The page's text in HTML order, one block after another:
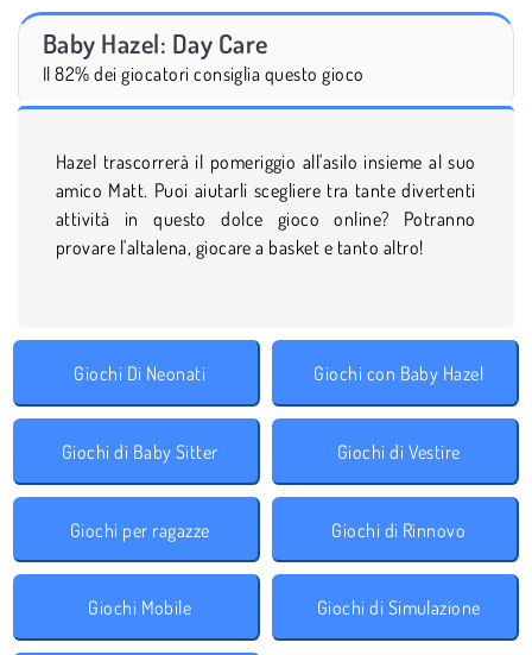
Baby Hazel: Day Care
Il 82% dei giocatori consiglia questo gioco
Hazel trascorrerà il pomeriggio all'asilo insieme al suo
amico Matt. Puoi aiutarli scegliere tra tante divertenti
attività in questo dolce gioco online? Potranno
provare l'altalena, giocare a basket e tanto altro!
Giochi Di Neonati Giochi con Baby Hazel
Giochi di Baby Sitter Giochi di Vestire
Giochi per ragazze Giochi di Rinnovo
Giochi Mobile Giochi di Simulazione